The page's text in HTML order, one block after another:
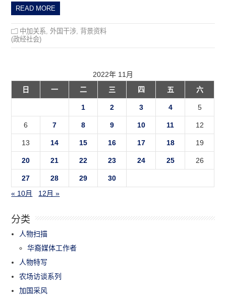
READ MORE
中加关系 ,外国干涉 背景资料
(政经社会)
2022年 11月
日
一 二 三 四 五 六
1 2 3 4 5
6 7 8 9 10 11 12
13 14 15 16 17 18 19
20 21 22 23 24 25 26
27 28 29
30
« 10月
12月 »
分类
人物扫描
华裔媒体工作者
人物特写
农场访谈系列
加国采风